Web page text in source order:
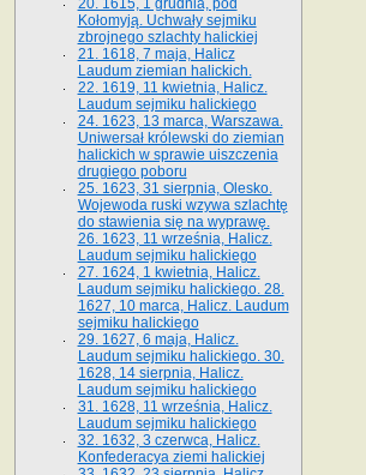
20. 1615, 1 grudnia, pod
Kołomyją. Uchwały sejmiku
zbrojnego szlachty halickiej
21. 1618, 7 maja, Halicz
Laudum ziemian halickich.
22. 1619, 11 kwietnia, Halicz.
Laudum sejmiku halickiego
24. 1623, 13 marca, Warszawa.
Uniwersał królewski do ziemian
halickich w sprawie uiszczenia
drugiego poboru
25. 1623, 31 sierpnia, Olesko.
Wojewoda ruski wzywa szlachtę
do stawienia się na wyprawę.
26. 1623, 11 września, Halicz.
Laudum sejmiku halickiego
27. 1624, 1 kwietnia, Halicz.
Laudum sejmiku halickiego. 28.
1627, 10 marca, Halicz. Laudum
sejmiku halickiego
29. 1627, 6 maja, Halicz.
Laudum sejmiku halickiego. 30.
1628, 14 sierpnia, Halicz.
Laudum sejmiku halickiego
31. 1628, 11 września, Halicz.
Laudum sejmiku halickiego
32. 1632, 3 czerwca, Halicz.
Konfederacya ziemi halickiej